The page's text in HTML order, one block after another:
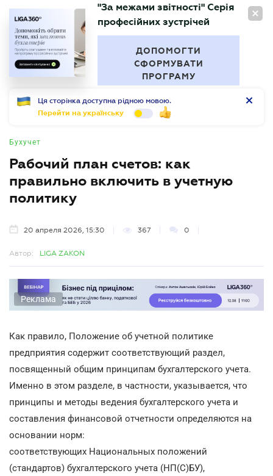
RU
БУХГАЛТЕР
"За межами звітності" Серія
професійних зустрічей
ДОПОМОГТИ
СФОРМУВАТИ
ПРОГРАМУ
Ця сторінка доступна рідною мовою.
Перейти на українську
Бухучет
Рабочий план счетов: как
правильно включить в учетную
политику
20 апреля 2026, 15:30 367 0
Автор: LIGA ZAKON
Реклама
Как правило, Положение об учетной политике
предприятия содержит соответствующий раздел,
посвященный общим принципам бухгалтерского учета.
Именно в этом разделе, в частности, указывается, что
принципы и методы ведения бухгалтерского учета и
составления финансовой отчетности определяются на
основании норм:
соответствующих Национальных положений
(стандартов) бухгалтерского учета (НП(С)БУ),